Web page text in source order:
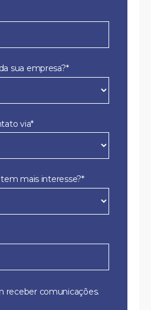
sua empresa?*
via*
mais interesse?*
receber comunicações.